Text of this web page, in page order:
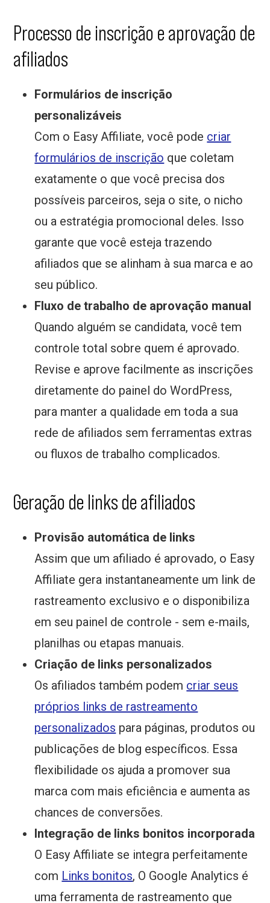
Processo de inscrição e aprovação de
afiliados
Formulários de inscrição
personalizáveis
Com o Easy Affiliate, você pode criar
formulários de inscrição que coletam
exatamente o que você precisa dos
possíveis parceiros, seja o site, o nicho
ou a estratégia promocional deles. Isso
garante que você esteja trazendo
afiliados que se alinham à sua marca e ao
seu público.
Fluxo de trabalho de aprovação manual
Quando alguém se candidata, você tem
controle total sobre quem é aprovado.
Revise e aprove facilmente as inscrições
diretamente do painel do WordPress,
para manter a qualidade em toda a sua
rede de afiliados sem ferramentas extras
ou fluxos de trabalho complicados.
Geração de links de afiliados
Provisão automática de links
Assim que um afiliado é aprovado, o Easy
Affiliate gera instantaneamente um link de
rastreamento exclusivo e o disponibiliza
em seu painel de controle - sem e-mails,
planilhas ou etapas manuais.
Criação de links personalizados
Os afiliados também podem criar seus
próprios links de rastreamento
personalizados para páginas, produtos ou
publicações de blog específicos. Essa
flexibilidade os ajuda a promover sua
marca com mais eficiência e aumenta as
chances de conversões.
Integração de links bonitos incorporada
O Easy Affiliate se integra perfeitamente
com Links bonitos, O Google Analytics é
uma ferramenta de rastreamento que